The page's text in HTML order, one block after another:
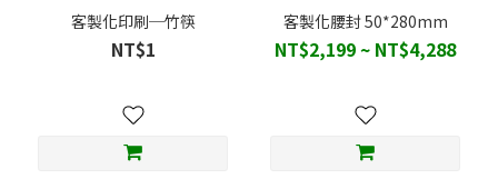
客製化印刷─竹筷
NT$1
客製化腰封 50*280mm
NT$2,199 ~ NT$4,288